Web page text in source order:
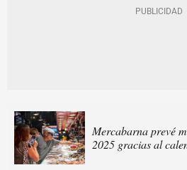
Mercabarna prevé
2025 gracias al